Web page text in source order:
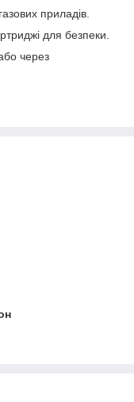
приладів.
для безпеки.
через